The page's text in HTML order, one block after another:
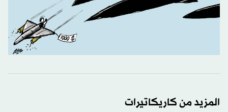
المزيد من كاريكاتيرات